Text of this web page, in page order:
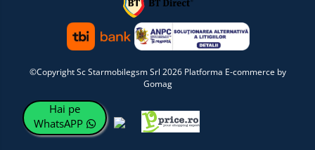
©Copyright Sc Starmobilegsm Srl 2026 Platforma E-commerce by
Gomag
Hai pe
WhatsAPP